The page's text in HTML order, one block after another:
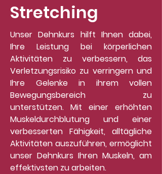
Stretching
Unser Dehnkurs hilft Ihnen dabei,
Ihre Leistung bei körperlichen
Aktivitäten zu verbessern, das
Verletzungsrisiko zu verringern und
Ihre Gelenke in ihrem vollen
Bewegungsbereich zu
unterstützen. Mit einer erhöhten
Muskeldurchblutung und einer
verbesserten Fähigkeit, alltägliche
Aktivitäten auszuführen, ermöglicht
unser Dehnkurs Ihren Muskeln, am
effektivsten zu arbeiten.